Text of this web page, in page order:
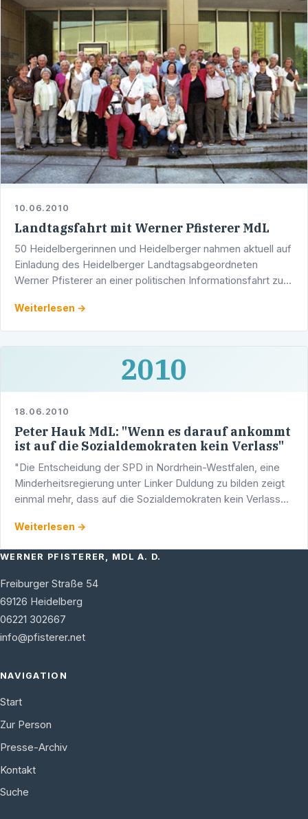
10.06.2010
Landtagsfahrt mit Werner Pfisterer MdL
50 Heidelbergerinnen und Heidelberger nahmen aktuell auf
Einladung des Heidelberger Landtagsabgeordneten
Werner Pfisterer an einer politischen Informationsfahrt zum
Weiterlesen →
2010
18.06.2010
Peter Hauk MdL: "Wenn es darauf ankommt
ist auf die Sozialdemokraten kein Verlass"
"Die Entscheidung der SPD in Nordrhein-Westfalen, eine
Minderheitsregierung unter Linker Duldung zu bilden zeigt
einmal mehr, dass auf die Sozialdemokraten kein Verlass
Weiterlesen →
WERNER PFISTERER, MDL A. D.
Freiburger Straße 54
69126 Heidelberg
06221 302667
info@pfisterer.net
NAVIGATION
Start
Zur Person
Presse-Archiv
Kontakt
Suche